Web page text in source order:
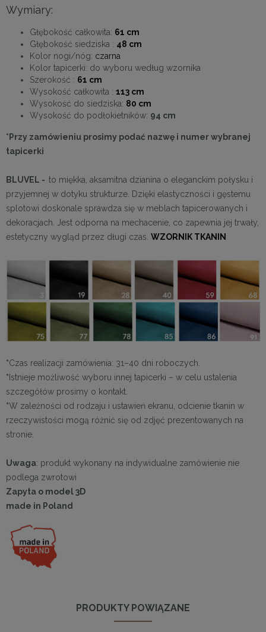
Wymiary:
Głębokość całkowita: 61 cm
Głębokość siedziska : 48 cm
Kolor nogi/nóg: czarna
Kolor tapicerki: do wyboru według wzornika
Szerokość : 61 cm
Wysokość całkowita : 113 cm
Wysokość do siedziska: 80 cm
Wysokość do podłokietników: 94 cm
*Przy zamówieniu prosimy podać nazwę i numer wybranej
tapicerki
BLUVEL - to miękka, aksamitna dzianina o eleganckim połysku i
przyjemnej w dotyku strukturze. Dzięki elastyczności i gęstemu
splotowi doskonale sprawdza się w meblach tapicerowanych i
dekoracjach. Jest odporna na mechacenie, co zapewnia jej trwały,
estetyczny wygląd przez długi czas. WZORNIK TKANIN
*Czas realizacji zamówienia: 31–40 dni roboczych.
* Istnieje możliwość wyboru innej tapicerki – w celu ustalenia
szczegółów prosimy o kontakt.
*W zależności od rodzaju i ustawień ekranu, odcienie tkanin w
rzeczywistości mogą różnić się od zdjęć prezentowanych na
stronie.
Uwaga: produkt wykonany na indywidualne zamówienie nie
podlega zwrotowi
Zapyta o model 3D
made in Poland
PRODUKTY POWIĄZANE